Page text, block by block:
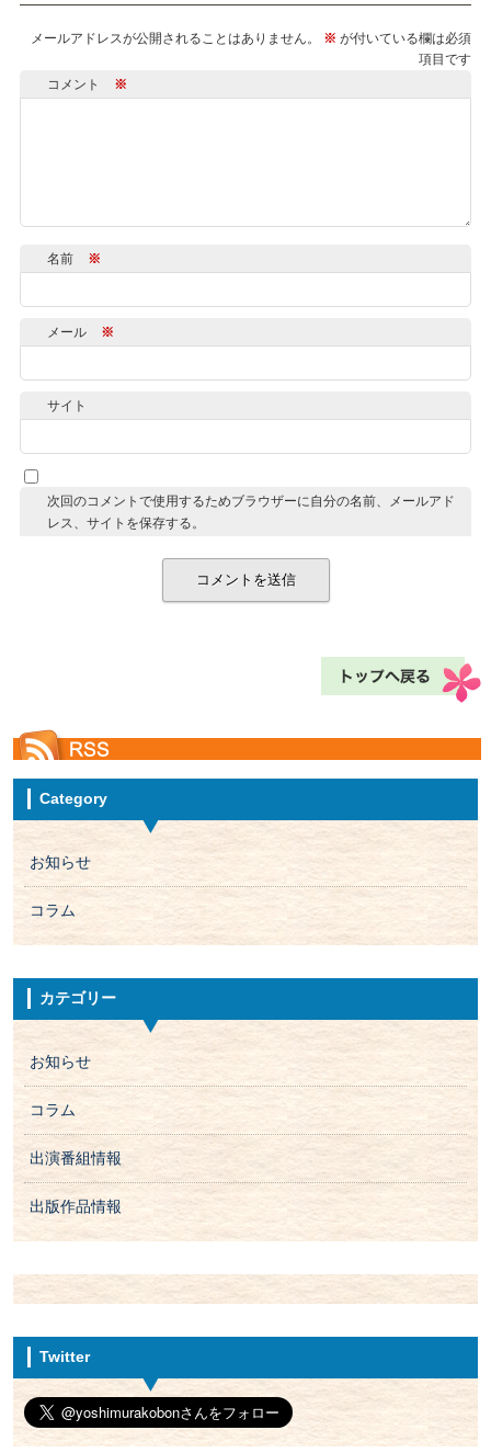
メールアドレスが公開されることはありません。 ※ が付いている欄は必須
項目です
コメント ※
名前 ※
メール ※
サイト
次回のコメントで使用するためブラウザーに自分の名前、メールアド
レス、サイトを保存する。
Category
お知らせ
コラム
カテゴリー
お知らせ
コラム
出演番組情報
出版作品情報
Twitter